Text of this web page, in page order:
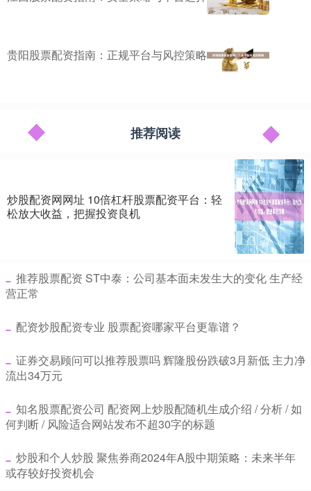
贵阳股票配资指南：正规平台与风控策略
推荐阅读
炒股配资网网址 10倍杠杆股票配资平台：轻
松放大收益，把握投资良机
​推荐股票配资 ST中泰：公司基本面未发生大的变化 生产经
营正常
​配资炒股配资专业 股票配资哪家平台更靠谱？
​证券交易顾问可以推荐股票吗 辉隆股份跌破3月新低 主力净
流出34万元
​知名股票配资公司 配资网上炒股配随机生成介绍 / 分析 / 如
何判断 / 风险适合网站发布不超30字的标题
​炒股和个人炒股 聚焦券商2024年A股中期策略：未来半年
或存较好投资机会